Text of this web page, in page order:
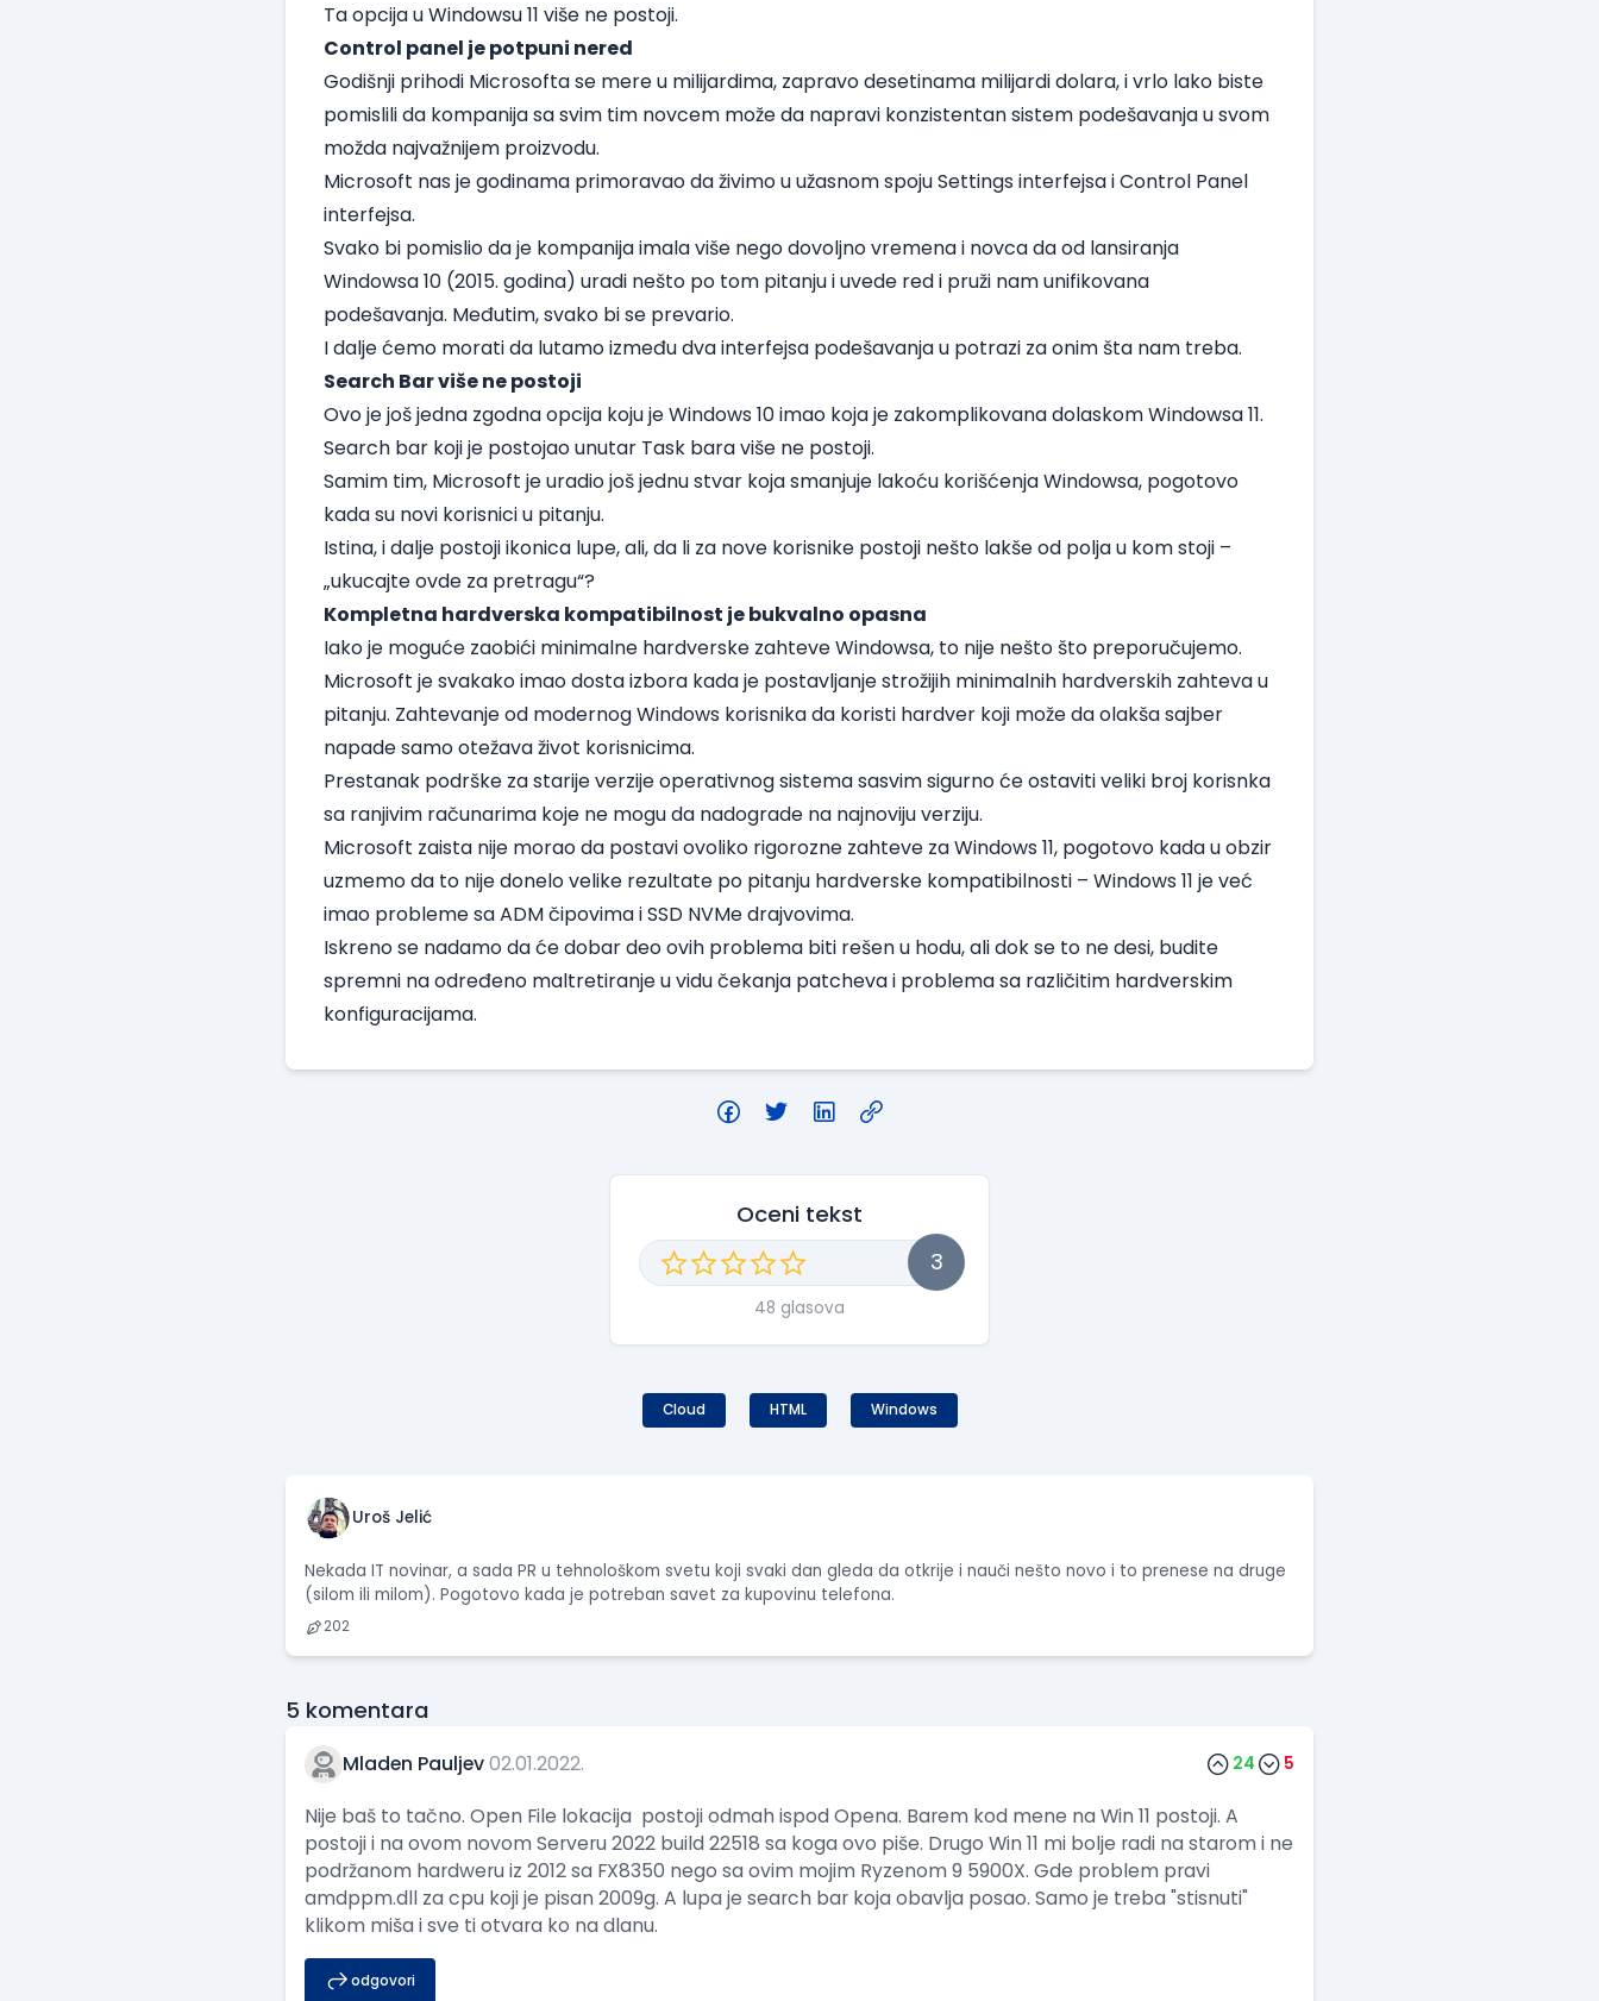
Ta opcija u Windowsu 11 više ne postoji.
Control panel je potpuni nered
Godišnji prihodi Microsofta se mere u milijardima, zapravo desetinama milijardi dolara, i vrlo lako biste
pomislili da kompanija sa svim tim novcem može da napravi konzistentan sistem podešavanja u svom
možda najvažnijem proizvodu.
Microsoft nas je godinama primoravao da živimo u užasnom spoju Settings interfejsa i Control Panel
interfejsa.
Svako bi pomislio da je kompanija imala više nego dovoljno vremena i novca da od lansiranja
Windowsa 10 (2015. godina) uradi nešto po tom pitanju i uvede red i pruži nam unifikovana
podešavanja. Međutim, svako bi se prevario.
I dalje ćemo morati da lutamo između dva interfejsa podešavanja u potrazi za onim šta nam treba.
Search Bar više ne postoji
Ovo je još jedna zgodna opcija koju je Windows 10 imao koja je zakomplikovana dolaskom Windowsa 11.
Search bar koji je postojao unutar Task bara više ne postoji.
Samim tim, Microsoft je uradio još jednu stvar koja smanjuje lakoću korišćenja Windowsa, pogotovo
kada su novi korisnici u pitanju.
Istina, i dalje postoji ikonica lupe, ali, da li za nove korisnike postoji nešto lakše od polja u kom stoji –
„ukucajte ovde za pretragu“?
Kompletna hardverska kompatibilnost je bukvalno opasna
Iako je moguće zaobići minimalne hardverske zahteve Windowsa, to nije nešto što preporučujemo.
Microsoft je svakako imao dosta izbora kada je postavljanje strožijih minimalnih hardverskih zahteva u
pitanju. Zahtevanje od modernog Windows korisnika da koristi hardver koji može da olakša sajber
napade samo otežava život korisnicima.
Prestanak podrške za starije verzije operativnog sistema sasvim sigurno će ostaviti veliki broj korisnka
sa ranjivim računarima koje ne mogu da nadograde na najnoviju verziju.
Microsoft zaista nije morao da postavi ovoliko rigorozne zahteve za Windows 11, pogotovo kada u obzir
uzmemo da to nije donelo velike rezultate po pitanju hardverske kompatibilnosti – Windows 11 je već
imao probleme sa ADM čipovima i SSD NVMe drajvovima.
Iskreno se nadamo da će dobar deo ovih problema biti rešen u hodu, ali dok se to ne desi, budite
spremni na određeno maltretiranje u vidu čekanja patcheva i problema sa različitim hardverskim
konfiguracijama.
Oceni tekst
3
48 glasova
Cloud HTML Windows
Uroš Jelić
Nekada IT novinar, a sada PR u tehnološkom svetu koji svaki dan gleda da otkrije i nauči nešto novo i to prenese na druge
(silom ili milom). Pogotovo kada je potreban savet za kupovinu telefona.
202
5 komentara
Mladen Pauljev02.01.2022. 24 5
Nije baš to tačno. Open File lokacija postoji odmah ispod Opena. Barem kod mene na Win 11 postoji. A
postoji i na ovom novom Serveru 2022 build 22518 sa koga ovo piše. Drugo Win 11 mi bolje radi na starom i ne
podržanom hardweru iz 2012 sa FX8350 nego sa ovim mojim Ryzenom 9 5900X. Gde problem pravi
amdppm.dll za cpu koji je pisan 2009g. A lupa je search bar koja obavlja posao. Samo je treba "stisnuti"
klikom miša i sve ti otvara ko na dlanu.
odgovori